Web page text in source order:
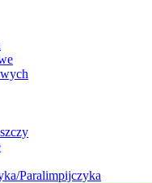
Paralimpijczyka